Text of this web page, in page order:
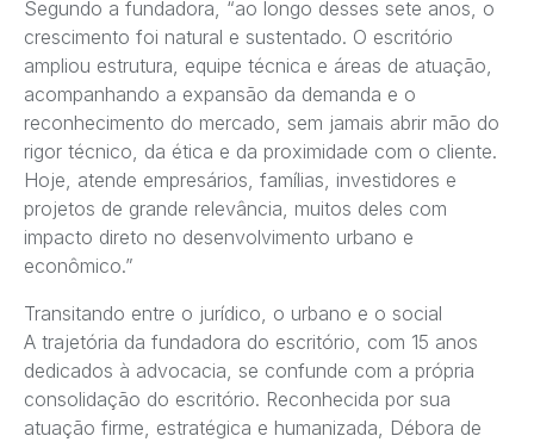
Segundo a fundadora, “ao longo desses sete anos, o
crescimento foi natural e sustentado. O escritório
ampliou estrutura, equipe técnica e áreas de atuação,
acompanhando a expansão da demanda e o
reconhecimento do mercado, sem jamais abrir mão do
rigor técnico, da ética e da proximidade com o cliente.
Hoje, atende empresários, famílias, investidores e
projetos de grande relevância, muitos deles com
impacto direto no desenvolvimento urbano e
econômico.”
Transitando entre o jurídico, o urbano e o social
A trajetória da fundadora do escritório, com 15 anos
dedicados à advocacia, se confunde com a própria
consolidação do escritório. Reconhecida por sua
atuação firme, estratégica e humanizada, Débora de